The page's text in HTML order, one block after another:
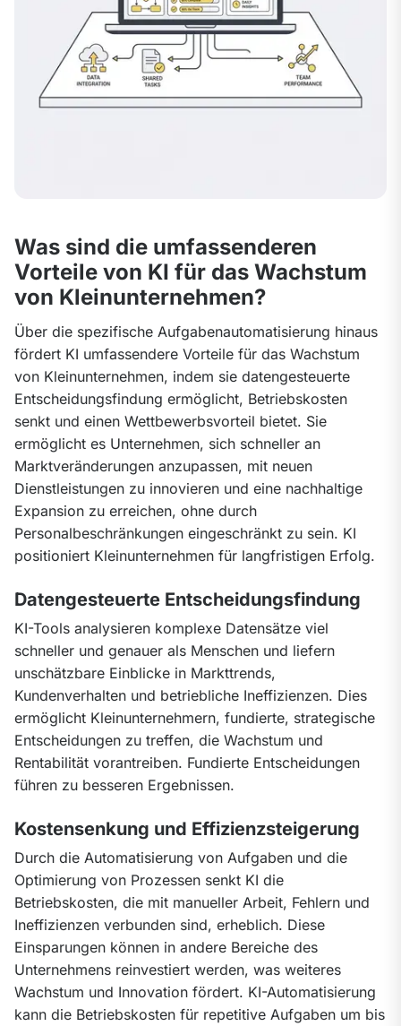
Was sind die umfassenderen
Vorteile von KI für das Wachstum
von Kleinunternehmen?
Über die spezifische Aufgabenautomatisierung hinaus
fördert KI umfassendere Vorteile für das Wachstum
von Kleinunternehmen, indem sie datengesteuerte
Entscheidungsfindung ermöglicht, Betriebskosten
senkt und einen Wettbewerbsvorteil bietet. Sie
ermöglicht es Unternehmen, sich schneller an
Marktveränderungen anzupassen, mit neuen
Dienstleistungen zu innovieren und eine nachhaltige
Expansion zu erreichen, ohne durch
Personalbeschränkungen eingeschränkt zu sein. KI
positioniert Kleinunternehmen für langfristigen Erfolg.
Datengesteuerte Entscheidungsfindung
KI-Tools analysieren komplexe Datensätze viel
schneller und genauer als Menschen und liefern
unschätzbare Einblicke in Markttrends,
Kundenverhalten und betriebliche Ineffizienzen. Dies
ermöglicht Kleinunternehmern, fundierte, strategische
Entscheidungen zu treffen, die Wachstum und
Rentabilität vorantreiben. Fundierte Entscheidungen
führen zu besseren Ergebnissen.
Kostensenkung und Effizienzsteigerung
Durch die Automatisierung von Aufgaben und die
Optimierung von Prozessen senkt KI die
Betriebskosten, die mit manueller Arbeit, Fehlern und
Ineffizienzen verbunden sind, erheblich. Diese
Einsparungen können in andere Bereiche des
Unternehmens reinvestiert werden, was weiteres
Wachstum und Innovation fördert. KI-Automatisierung
kann die Betriebskosten für repetitive Aufgaben um bis